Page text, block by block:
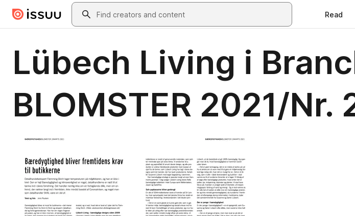
Skip to main contentSearch
Read
Lübech Living i
BLOMSTER 2021/Nr.